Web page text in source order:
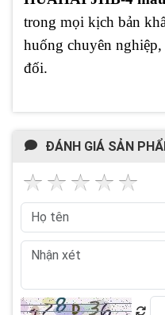
trong mọi kịch bản
huống chuyên
đối.
ĐÁNH GIÁ SẢN